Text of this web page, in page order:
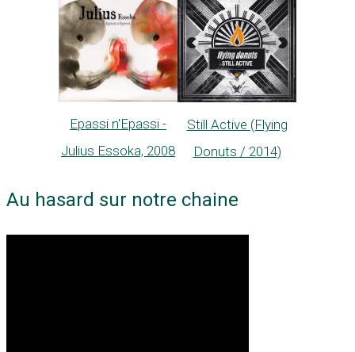
Epassi n'Epassi -
Julius Essoka, 2008
Still Active (Flying
Donuts / 2014)
Au hasard sur notre chaine